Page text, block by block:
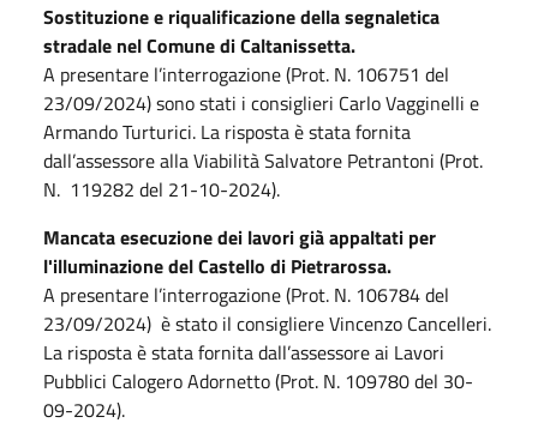
Sostituzione e riqualificazione della segnaletica
stradale nel Comune di Caltanissetta.
A presentare l’interrogazione (Prot. N. 106751 del
23/09/2024) sono stati i consiglieri Carlo Vagginelli e
Armando Turturici. La risposta è stata fornita
dall’assessore alla Viabilità Salvatore Petrantoni (Prot.
N. 119282 del 21-10-2024).
Mancata esecuzione dei lavori già appaltati per
l'illuminazione del Castello di Pietrarossa.
A presentare l’interrogazione (Prot. N. 106784 del
23/09/2024) è stato il consigliere Vincenzo Cancelleri.
La risposta è stata fornita dall’assessore ai Lavori
Pubblici Calogero Adornetto (Prot. N. 109780 del 30-
09-2024).